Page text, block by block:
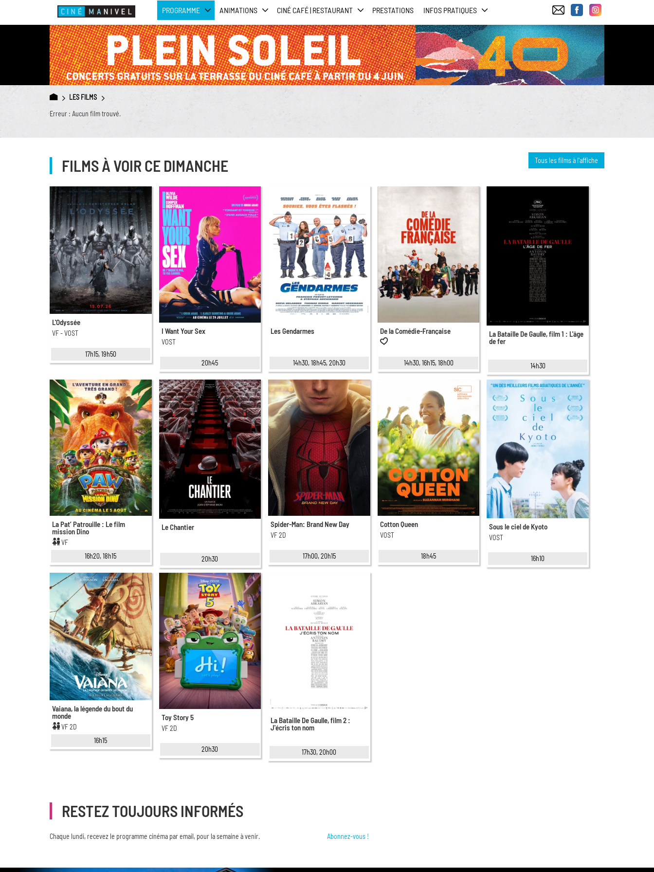
PROGRAMME ANIMATIONS CINÉ CAFÉ | RESTAURANT PRESTATIONS INFOS PRATIQUES
LES FILMS
Erreur : Aucun film trouvé.
Tous les films à l'affiche
FILMS À VOIR CE DIMANCHE
L'Odyssée
VF - VOST
17h15, 19h50
I Want Your Sex
VOST
20h45
Les Gendarmes
14h30, 18h45, 20h30
De la Comédie-Française
14h30, 16h15, 18h00
La Bataille De Gaulle, film 1 : L'âge
de fer
14h30
La Pat’ Patrouille : Le film
mission Dino
VF
16h20, 18h15
Le Chantier
20h30
Spider-Man: Brand New Day
VF 2D
17h00, 20h15
Cotton Queen
VOST
18h45
Sous le ciel de Kyoto
VOST
16h10
Vaiana, la légende du bout du
monde
VF 2D
16h15
Toy Story 5
VF 2D
20h30
La Bataille De Gaulle, film 2 :
J'écris ton nom
17h30, 20h00
RESTEZ TOUJOURS INFORMÉS
Chaque lundi, recevez le programme cinéma par email, pour la semaine à venir. Abonnez-vous !